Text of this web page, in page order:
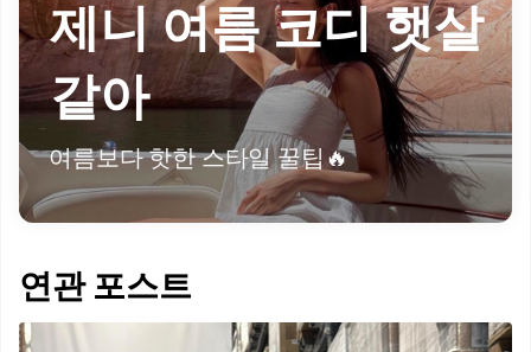
제니 여름 코디 햇살
같아
여름보다 핫한 스타일 꿀팁🔥
연관 포스트